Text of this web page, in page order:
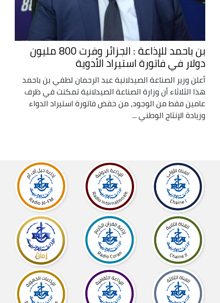
بن باحمد للإذاعة : الجزائر وفرت 800 مليون
دولار في فاتورة استيراد الأدوية
أعلن وزير الصناعة الصيدلانية عبد الرحمان لطفي بن باحمد
هذا الثلاثاء أن وزارة الصناعة الصيدلانية تمكنت في ظرف
عامين فقط من الوجود، من خفض فاتورة استيراد الدواء
وزيادة الإنتاج الوطني ...